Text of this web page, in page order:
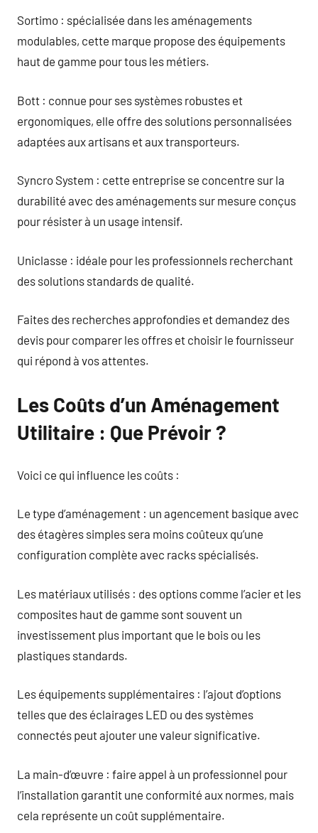
Sortimo : spécialisée dans les aménagements
modulables, cette marque propose des équipements
haut de gamme pour tous les métiers.
Bott : connue pour ses systèmes robustes et
ergonomiques, elle offre des solutions personnalisées
adaptées aux artisans et aux transporteurs.
Syncro System : cette entreprise se concentre sur la
durabilité avec des aménagements sur mesure conçus
pour résister à un usage intensif.
Uniclasse : idéale pour les professionnels recherchant
des solutions standards de qualité.
Faites des recherches approfondies et demandez des
devis pour comparer les offres et choisir le fournisseur
qui répond à vos attentes.
Les Coûts d’un Aménagement
Utilitaire : Que Prévoir ?
Voici ce qui influence les coûts :
Le type d’aménagement : un agencement basique avec
des étagères simples sera moins coûteux qu’une
configuration complète avec racks spécialisés.
Les matériaux utilisés : des options comme l’acier et les
composites haut de gamme sont souvent un
investissement plus important que le bois ou les
plastiques standards.
Les équipements supplémentaires : l’ajout d’options
telles que des éclairages LED ou des systèmes
connectés peut ajouter une valeur significative.
La main-d’œuvre : faire appel à un professionnel pour
l’installation garantit une conformité aux normes, mais
cela représente un coût supplémentaire.